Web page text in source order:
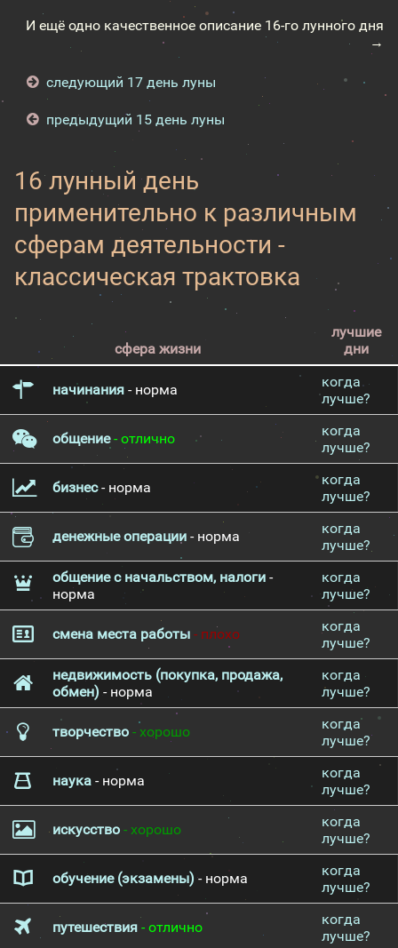
И ещё одно качественное описание 16-го лунного дня
→
следующий 17 день луны
предыдущий 15 день луны
16 лунный день
применительно к различным
сферам деятельности -
классическая трактовка
сфера жизни
лучшие
дни
начинания - норма
когда
лучше?
общение- отлично
когда
лучше?
бизнес- норма
когда
лучше?
денежные операции - норма
когда
лучше?
общение с начальством, налоги -
норма
когда
лучше?
смена места работы - плохо
когда
лучше?
недвижимость (покупка, продажа,
обмен) - норма
когда
лучше?
творчество - хорошо
когда
лучше?
наука - норма
когда
лучше?
искусство - хорошо
когда
лучше?
обучение (экзамены) - норма
когда
лучше?
путешествия - отлично
когда
лучше?